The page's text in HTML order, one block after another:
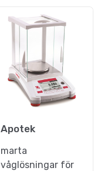
Apotek
marta
våglösningar för